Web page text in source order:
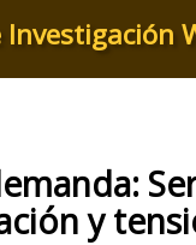
Investigación
y